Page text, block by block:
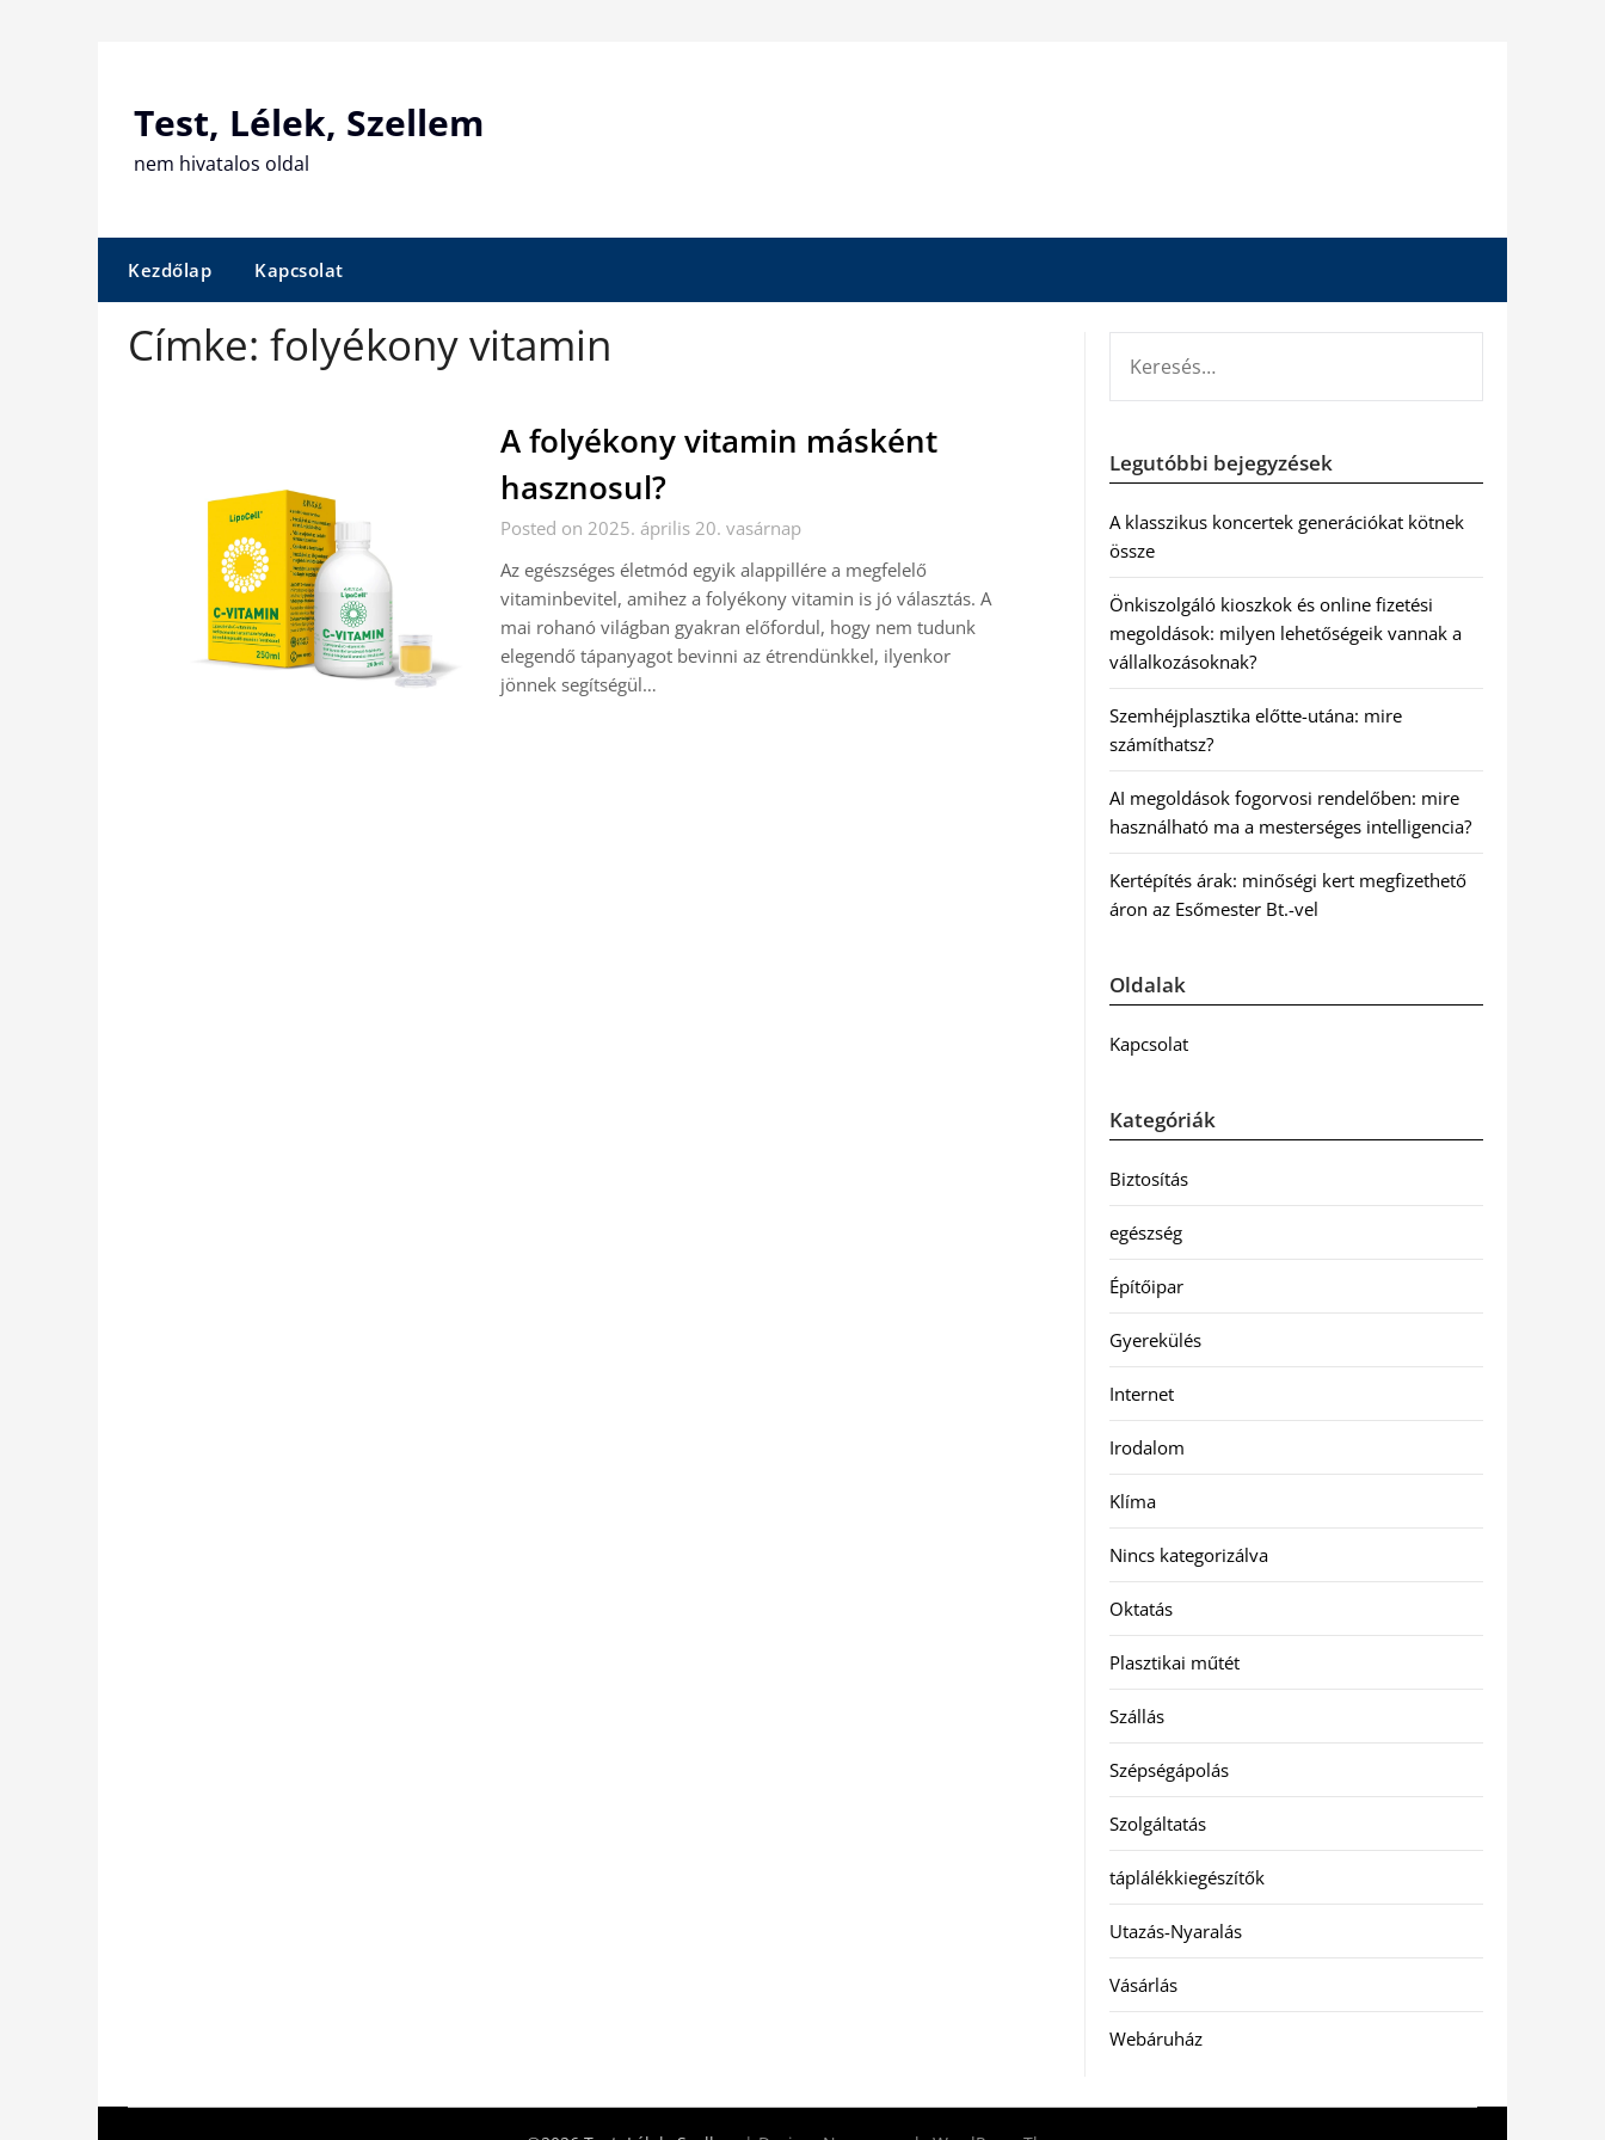
Test, Lélek, Szellem
nem hivatalos oldal
Kezdőlap Kapcsolat
Címke: folyékony vitamin
A folyékony vitamin másként
hasznosul?
Posted on 2025. április 20. vasárnap
Az egészséges életmód egyik alappillére a megfelelő
vitaminbevitel, amihez a folyékony vitamin is jó választás. A
mai rohanó világban gyakran előfordul, hogy nem tudunk
elegendő tápanyagot bevinni az étrendünkkel, ilyenkor
jönnek segítségül…
Legutóbbi bejegyzések
A klasszikus koncertek generációkat kötnek
össze
Önkiszolgáló kioszkok és online fizetési
megoldások: milyen lehetőségeik vannak a
vállalkozásoknak?
Szemhéjplasztika előtte-utána: mire
számíthatsz?
AI megoldások fogorvosi rendelőben: mire
használható ma a mesterséges intelligencia?
Kertépítés árak: minőségi kert megfizethető
áron az Esőmester Bt.-vel
Oldalak
Kapcsolat
Kategóriák
Biztosítás
egészség
Építőipar
Gyerekülés
Internet
Irodalom
Klíma
Nincs kategorizálva
Oktatás
Plasztikai műtét
Szállás
Szépségápolás
Szolgáltatás
táplálékkiegészítők
Utazás-Nyaralás
Vásárlás
Webáruház